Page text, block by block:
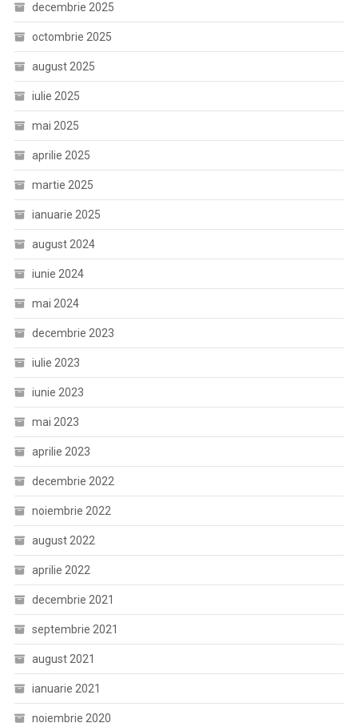
decembrie 2025
octombrie 2025
august 2025
iulie 2025
mai 2025
aprilie 2025
martie 2025
ianuarie 2025
august 2024
iunie 2024
mai 2024
decembrie 2023
iulie 2023
iunie 2023
mai 2023
aprilie 2023
decembrie 2022
noiembrie 2022
august 2022
aprilie 2022
decembrie 2021
septembrie 2021
august 2021
ianuarie 2021
noiembrie 2020